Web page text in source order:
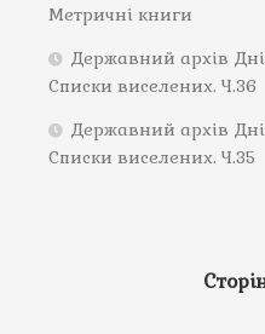
Метричні книги
Державний архів
Списки виселених. Ч.36
Державний архів
Списки виселених. Ч.35